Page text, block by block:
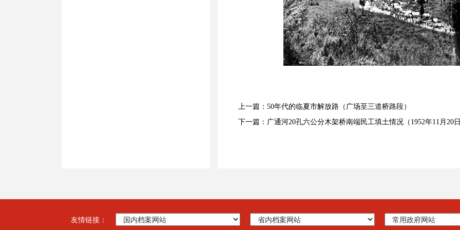
上一篇：50年代的临夏市解放路（广场至三道桥路段）
下一篇：广通河20孔六公分木架桥南端民工填土情况（1952年11月20
友情链接：